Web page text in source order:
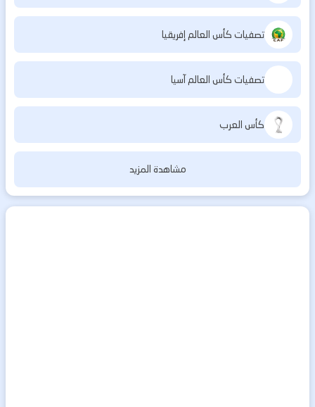
تصفيات كأس العالم إفريقيا
تصفيات كأس العالم آسيا
كأس العرب
مشاهدة المزيد